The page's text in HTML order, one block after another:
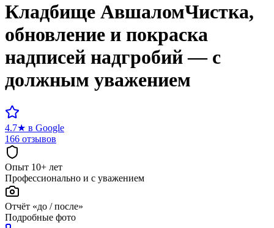
Кладбище АвшаломЧистка,
обновление и покраска
надписей надгробий — с
должным уважением
4.7★ в Google
166 отзывов
Опыт 10+ лет
Профессионально и с уважением
Отчёт «до / после»
Подробные фото